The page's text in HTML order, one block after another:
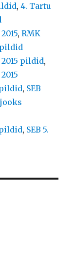
,4. Tartu
,RMK
pildid
pildid,
, SEB
, SEB 5.